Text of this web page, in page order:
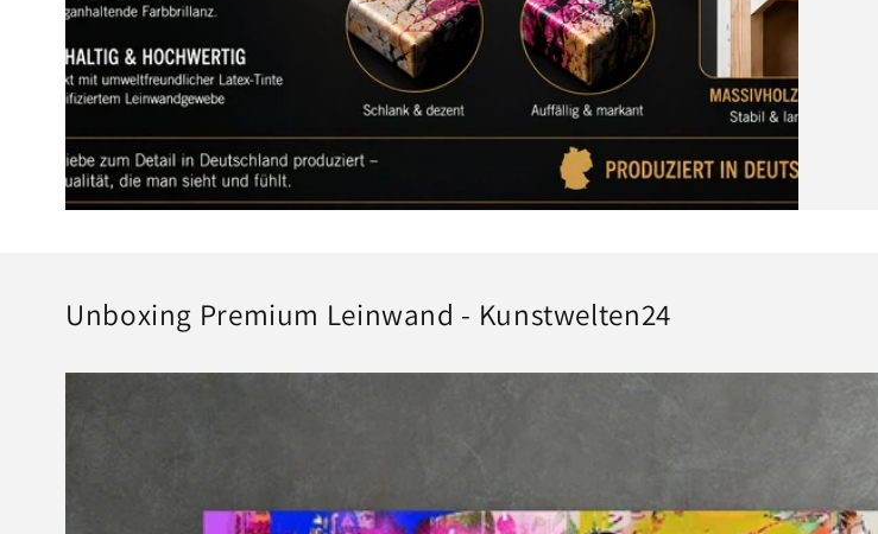
Unboxing Premium Leinwand - Kunstwelten24